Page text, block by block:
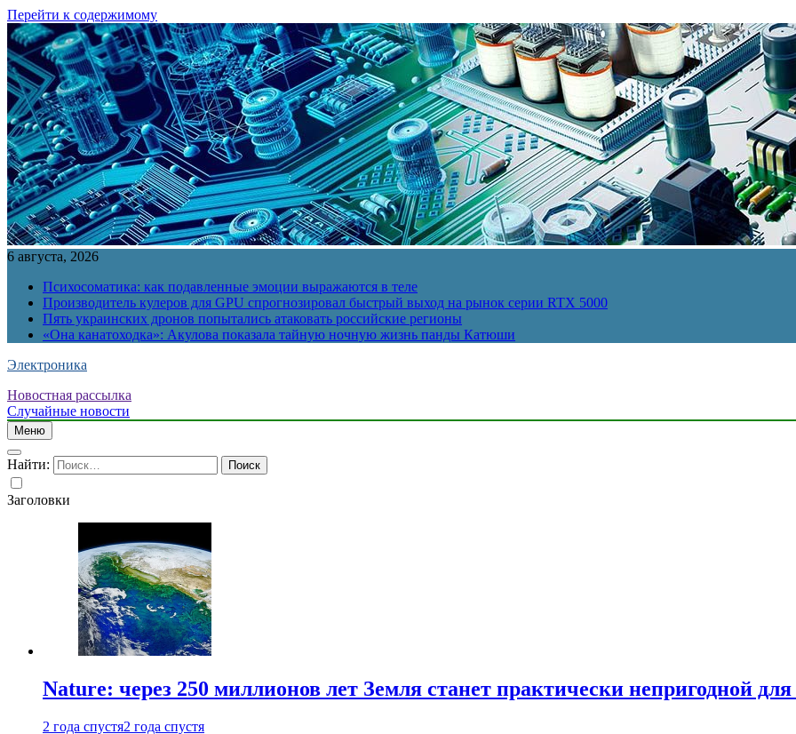
Перейти к содержимому
6 августа, 2026
Психосоматика: как подавленные эмоции выражаются в теле
Производитель кулеров для GPU спрогнозировал быстрый выход на рынок серии RTX 5000
Пять украинских дронов попытались атаковать российские регионы
«Она канатоходка»: Акулова показала тайную ночную жизнь панды Катюши
Электроника
Новостная рассылка
Случайные новости
Меню
Найти:
Заголовки
Nature: через 250 миллионов лет Земля станет практически непригодной
2 года спустя2 года спустя